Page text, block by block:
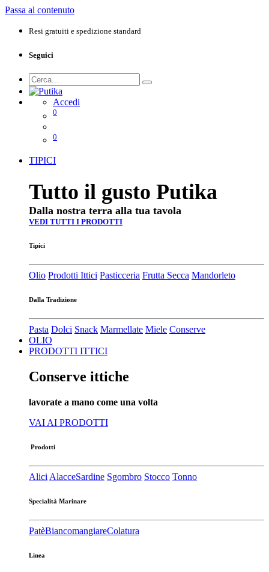
Passa al contenuto
Resi gratuiti e spedizione standard
Seguici
Accedi
0
0
TIPICI
Tutto il gusto Putika
Dalla nostra terra alla tua tavola
VEDI TUTTI I PRODOTTI
Tipici
Olio Prodotti Ittici Pasticceria Frutta Secca Mandorleto
Dalla Tradizione
Pasta Dolci Snack Marmellate Miele Conserve
OLIO
PRODOTTI ITTICI
Conserve ittiche
lavorate a mano come una volta
VAI AI PRODOTTI
Prodotti
Alici AlacceSardine Sgombro Stocco Tonno
Specialità Marinare
Patè​BiancomangiareColatura
Linea